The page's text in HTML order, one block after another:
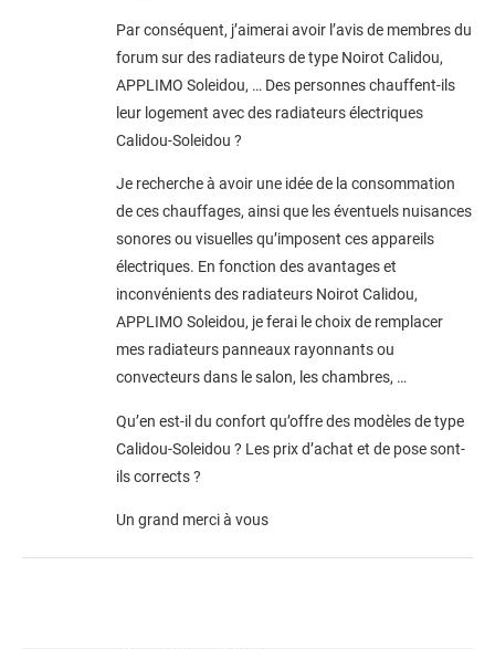
Par conséquent, j’aimerai avoir l’avis de membres du
forum sur des radiateurs de type Noirot Calidou,
APPLIMO Soleidou, … Des personnes chauffent-ils
leur logement avec des radiateurs électriques
Calidou-Soleidou ?
Je recherche à avoir une idée de la consommation
de ces chauffages, ainsi que les éventuels nuisances
sonores ou visuelles qu’imposent ces appareils
électriques. En fonction des avantages et
inconvénients des radiateurs Noirot Calidou,
APPLIMO Soleidou, je ferai le choix de remplacer
mes radiateurs panneaux rayonnants ou
convecteurs dans le salon, les chambres, …
Qu’en est-il du confort qu’offre des modèles de type
Calidou-Soleidou ? Les prix d’achat et de pose sont-
ils corrects ?
Un grand merci à vous